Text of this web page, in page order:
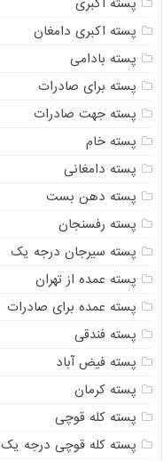
پسته اکبری دامغان
پسته بادامی
پسته برای صادرات
پسته جهت صادرات
پسته خام
پسته دامغانی
پسته دهن بست
پسته رفسنجان
پسته سیرجان درجه یک
پسته عمده از تهران
پسته عمده برای صادرات
پسته فندقی
پسته فیض آباد
پسته کرمان
پسته کله قوچی
پسته کله قوچی درجه یک